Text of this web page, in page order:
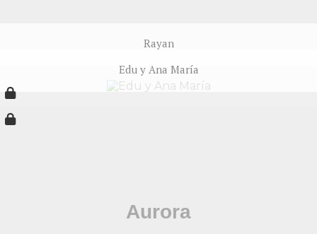
Rayan
Edu y Ana María